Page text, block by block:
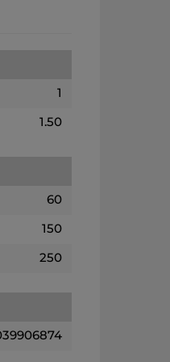
1
1.50
60
150
250